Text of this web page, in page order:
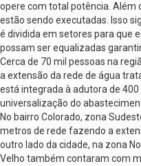
opere com total potência. Além
estão sendo executadas. Isso
é dividida em setores para que
possam ser equalizadas
Cerca de 70 mil pessoas na
a extensão da rede de água
está integrada à adutora de
universalização do
No bairro Colorado, zona
metros de rede fazendo a
outro lado da cidade, na zona
Velho também contaram com